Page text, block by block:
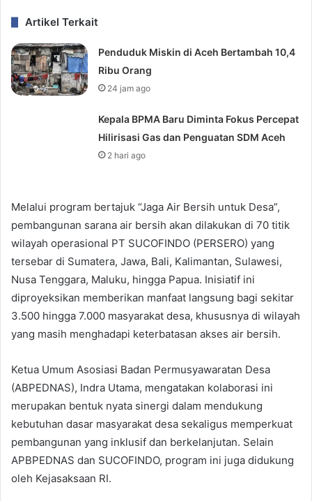
Artikel Terkait
Penduduk Miskin di Aceh Bertambah 10,4
Ribu Orang
24 jam ago
Kepala BPMA Baru Diminta Fokus Percepat
Hilirisasi Gas dan Penguatan SDM Aceh
2 hari ago
Melalui program bertajuk “Jaga Air Bersih untuk Desa”,
pembangunan sarana air bersih akan dilakukan di 70 titik
wilayah operasional PT SUCOFINDO (PERSERO) yang
tersebar di Sumatera, Jawa, Bali, Kalimantan, Sulawesi,
Nusa Tenggara, Maluku, hingga Papua. Inisiatif ini
diproyeksikan memberikan manfaat langsung bagi sekitar
3.500 hingga 7.000 masyarakat desa, khususnya di wilayah
yang masih menghadapi keterbatasan akses air bersih.
Ketua Umum Asosiasi Badan Permusyawaratan Desa
(ABPEDNAS), Indra Utama, mengatakan kolaborasi ini
merupakan bentuk nyata sinergi dalam mendukung
kebutuhan dasar masyarakat desa sekaligus memperkuat
pembangunan yang inklusif dan berkelanjutan. Selain
APBPEDNAS dan SUCOFINDO, program ini juga didukung
oleh Kejasaksaan RI.